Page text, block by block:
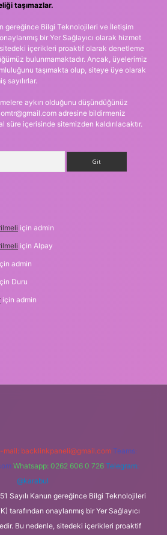
taşımazlar.
gereğince Bilgi Teknolojileri ve İletişim
bir Yer Sağlayıcı olarak hizmet
içerikleri proaktif olarak denetleme
bulunmamaktadır. Ancak, üyelerimiz
taşımakta olup, siteye üye olarak
sayılırlar.
aykırı olduğunu düşündüğünüz
adresine bildirmeniz
süre içerisinde sitemizden kaldırılacaktır.
için admin
için Alpay
admin
Duru
için admin
mail: backlinkpaneli@gmail.com Teams:
Whatsapp: 0262 606 0 726 Telegram:
@karabul
Sayılı Kanun gereğince Bilgi Teknolojileri
tarafından onaylanmış bir Yer Sağlayıcı
Bu nedenle, sitedeki içerikleri proaktif